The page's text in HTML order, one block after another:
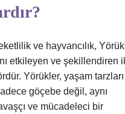
ve hayvancılık,
etkileyen ve şekillendiren
Yörükler, yaşam tarzları
göçebe değil, aynı
ve mücadeleci bir